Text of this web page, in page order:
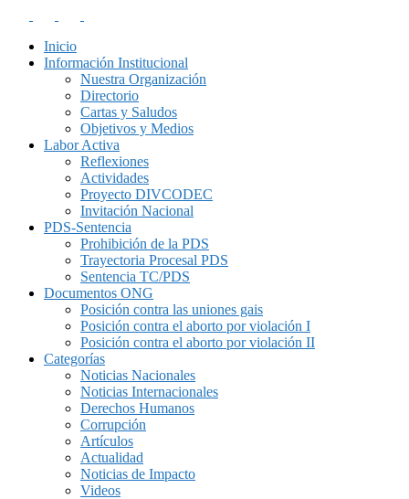
Inicio
Información Institucional
Nuestra Organización
Directorio
Cartas y Saludos
Objetivos y Medios
Labor Activa
Reflexiones
Actividades
Proyecto DIVCODEC
Invitación Nacional
PDS-Sentencia
Prohibición de la PDS
Trayectoria Procesal PDS
Sentencia TC/PDS
Documentos ONG
Posición contra las uniones gais
Posición contra el aborto por violación I
Posición contra el aborto por violación II
Categorías
Noticias Nacionales
Noticias Internacionales
Derechos Humanos
Corrupción
Artículos
Actualidad
Noticias de Impacto
Videos